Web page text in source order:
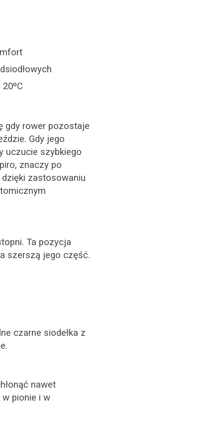
gdy rower pozostaje
Gdy jego
uczucie szybkiego
znaczy po
zastosowaniu
Ta pozycja
szerszą jego część.
czarne siodełka z
nawet
pionie i w